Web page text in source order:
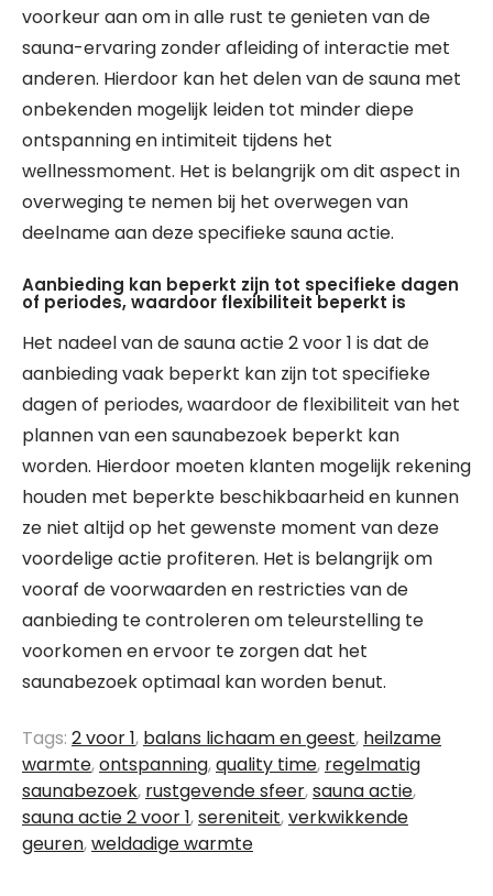
voorkeur aan om in alle rust te genieten van de
sauna-ervaring zonder afleiding of interactie met
anderen. Hierdoor kan het delen van de sauna met
onbekenden mogelijk leiden tot minder diepe
ontspanning en intimiteit tijdens het
wellnessmoment. Het is belangrijk om dit aspect in
overweging te nemen bij het overwegen van
deelname aan deze specifieke sauna actie.
Aanbieding kan beperkt zijn tot specifieke dagen
of periodes, waardoor flexibiliteit beperkt is
Het nadeel van de sauna actie 2 voor 1 is dat de
aanbieding vaak beperkt kan zijn tot specifieke
dagen of periodes, waardoor de flexibiliteit van het
plannen van een saunabezoek beperkt kan
worden. Hierdoor moeten klanten mogelijk rekening
houden met beperkte beschikbaarheid en kunnen
ze niet altijd op het gewenste moment van deze
voordelige actie profiteren. Het is belangrijk om
vooraf de voorwaarden en restricties van de
aanbieding te controleren om teleurstelling te
voorkomen en ervoor te zorgen dat het
saunabezoek optimaal kan worden benut.
Tags: 2 voor 1, balans lichaam en geest, heilzame
warmte,ontspanning,quality time, regelmatig
saunabezoek, rustgevende sfeer,sauna actie,
sauna actie 2 voor 1,sereniteit,verkwikkende
geuren,weldadige warmte